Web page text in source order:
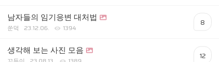
남자들의 임기응변 대처법
쑨덕 23.12.06. 1394
8
생각해 보는 사진 모음 12